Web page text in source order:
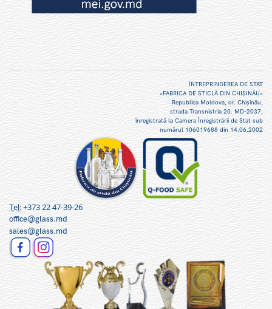
ÎNTREPRINDEREA DE STAT
«FABRICA DE STICLĂ DIN CHIŞINĂU»
Republica Moldova, or. Chişinău,
strada Transnistria 20. MD-2037,
înregistrată la Camera Înregistrării de Stat sub
numărul 106019688 din 14.06.2002
Tel:+373 22 47-39-26
office@glass.md
sales@glass.md